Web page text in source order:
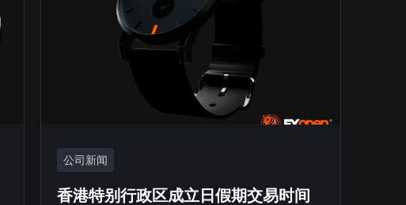
公司新闻
香港特别行政区成立日假期交易时间